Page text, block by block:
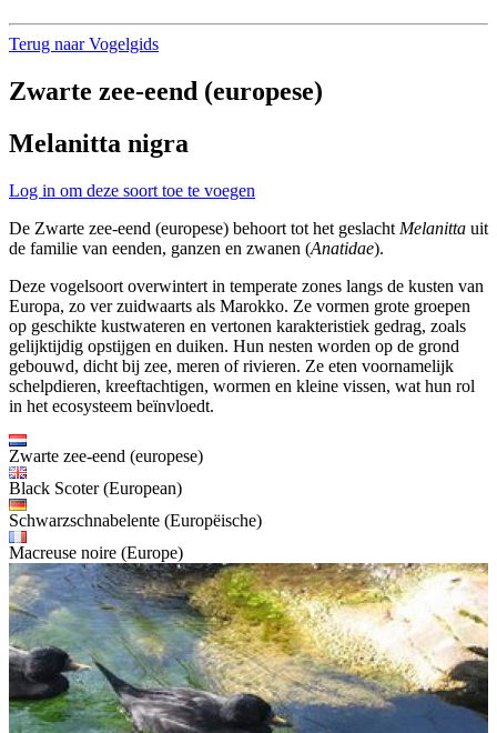
Terug naar Vogelgids
Zwarte zee-eend (europese)
Melanitta nigra
Log in om deze soort toe te voegen
De Zwarte zee-eend (europese) behoort tot het geslacht Melanitta uit
de familie van eenden, ganzen en zwanen (Anatidae).
Deze vogelsoort overwintert in temperate zones langs de kusten van
Europa, zo ver zuidwaarts als Marokko. Ze vormen grote groepen
op geschikte kustwateren en vertonen karakteristiek gedrag, zoals
gelijktijdig opstijgen en duiken. Hun nesten worden op de grond
gebouwd, dicht bij zee, meren of rivieren. Ze eten voornamelijk
schelpdieren, kreeftachtigen, wormen en kleine vissen, wat hun rol
in het ecosysteem beïnvloedt.
Zwarte zee-eend (europese)
Black Scoter (European)
Schwarzschnabelente (Europëische)
Macreuse noire (Europe)